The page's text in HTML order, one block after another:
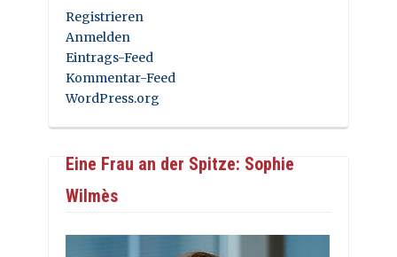
Registrieren
Anmelden
Eintrags-Feed
Kommentar-Feed
WordPress.org
Eine Frau an der Spitze: Sophie
Wilmès